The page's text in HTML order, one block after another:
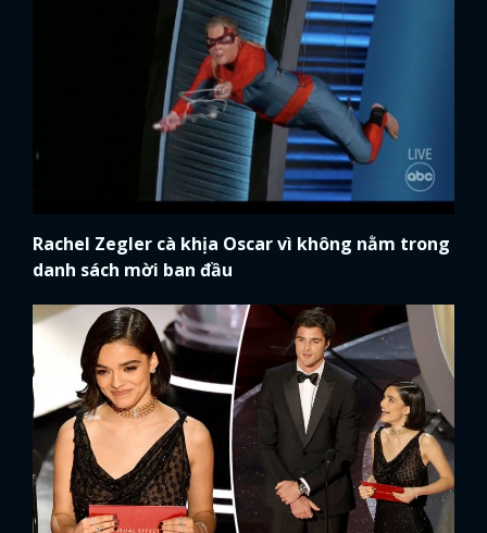
Rachel Zegler cà khịa Oscar vì không nằm trong
danh sách mời ban đầu